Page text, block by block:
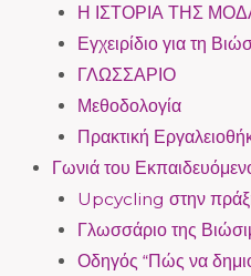
Η ΙΣΤΟΡΙΑ ΤΗΣ
Εγχειρίδιο για τη
ΓΛΩΣΣΑΡΙΟ
Μεθοδολογία
Πρακτική
Γωνιά του
Upcycling στην
Γλωσσάριο της
Οδηγός “Πώς να